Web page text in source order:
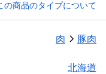
の商品のタイプについて
肉 豚肉
北海道